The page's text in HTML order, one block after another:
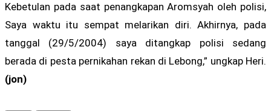
Kebetulan pada saat penangkapan Aromsyah oleh polisi,
Saya waktu itu sempat melarikan diri. Akhirnya, pada
tanggal (29/5/2004) saya ditangkap polisi sedang
berada di pesta pernikahan rekan di Lebong,” ungkap Heri.
(jon)